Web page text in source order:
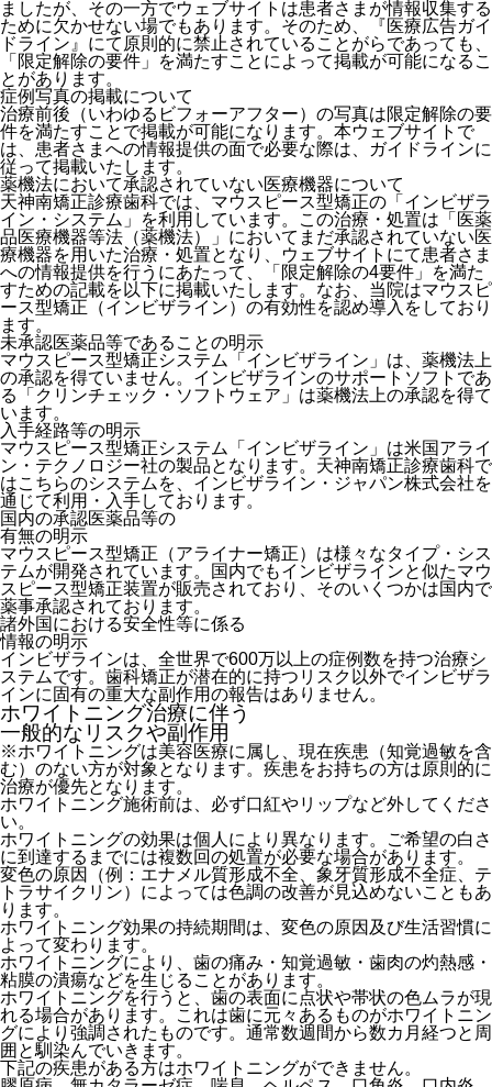
ましたが、その一方でウェブサイトは患者さまが情報収集する
ために欠かせない場でもあります。そのため、『医療広告ガイ
ドライン』にて原則的に禁止されていることがらであっても、
「限定解除の要件」を満たすことによって掲載が可能になるこ
とがあります。
症例写真の掲載について
治療前後（いわゆるビフォーアフター）の写真は限定解除の要
件を満たすことで掲載が可能になります。本ウェブサイトで
は、患者さまへの情報提供の面で必要な際は、ガイドラインに
従って掲載いたします。
薬機法において承認されていない医療機器について
天神南矯正診療歯科では、マウスピース型矯正の「インビザラ
イン・システム」を利用しています。この治療・処置は「医薬
品医療機器等法（薬機法）」においてまだ承認されていない医
療機器を用いた治療・処置となり、ウェブサイトにて患者さま
への情報提供を行うにあたって、「限定解除の4要件」を満た
すための記載を以下に掲載いたします。なお、当院はマウスピ
ース型矯正（インビザライン）の有効性を認め導入をしており
ます。
未承認医薬品等であることの明示
マウスピース型矯正システム「インビザライン」は、薬機法上
の承認を得ていません。インビザラインのサポートソフトであ
る「クリンチェック・ソフトウェア」は薬機法上の承認を得て
います。
入手経路等の明示
マウスピース型矯正システム「インビザライン」は米国アライ
ン・テクノロジー社の製品となります。天神南矯正診療歯科で
はこちらのシステムを、インビザライン・ジャパン株式会社を
通じて利用・入手しております。
国内の承認医薬品等の
有無の明示
マウスピース型矯正（アライナー矯正）は様々なタイプ・シス
テムが開発されています。国内でもインビザラインと似たマウ
スピース型矯正装置が販売されており、そのいくつかは国内で
薬事承認されております。
諸外国における安全性等に係る
情報の明示
インビザラインは、全世界で600万以上の症例数を持つ治療シ
ステムです。歯科矯正が潜在的に持つリスク以外でインビザラ
インに固有の重大な副作用の報告はありません。
ホワイトニング治療に伴う
一般的なリスクや副作用
※ホワイトニングは美容医療に属し、 現在疾患（知覚過敏を含
む）のない方が対象 となります。疾患をお持ちの方は原則的に
治療が優先となります。
ホワイトニング施術前は、必ず口紅やリップなど外してくださ
い。
ホワイトニングの効果は個人により異なります。ご希望の白さ
に到達するまでには複数回の処置が必要な場合があります。
変色の原因（例：エナメル質形成不全、象牙質形成不全症、テ
トラサイクリン）によっては色調の改善が見込めないこともあ
ります。
ホワイトニング効果の持続期間は、変色の原因及び生活習慣に
よって変わります。
ホワイトニングにより、歯の痛み・知覚過敏・歯肉の灼熱感・
粘膜の潰瘍などを生じることがあります。
ホワイトニングを行うと、歯の表面に点状や帯状の色ムラが現
れる場合があります。これは歯に元々あるものがホワイトニン
グにより強調されたものです。通常数週間から数カ月経つと周
囲と馴染んでいきます。
下記の疾患がある方はホワイトニングができません。